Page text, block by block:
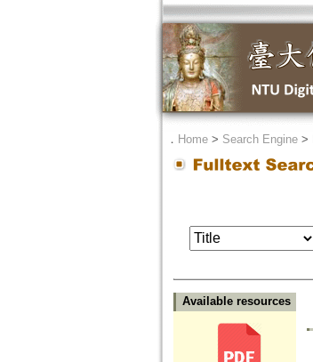
． Home> Search Engine>
Available resources